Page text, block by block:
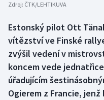
Box
Curling
Dostihy
Zdroj: ČTK/LEHTIKUVA
Estonský pilot Ott
vítězství ve Finské
zvýšil vedení v
koncem vede
úřadujícím
Ogierem z Francie,